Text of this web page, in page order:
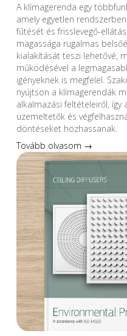
A klímagerenda egy
amely egyetlen
fűtését és frisslevegő-
magassága rugalmas
kialakítását teszi lehetővé,
működésével a
igényeknek is megfelel.
nyújtson a klímagerendák
alkalmazási feltételeiről, így
üzemeltetők és
döntéseket hozhassanak.
Tovább olvasom →